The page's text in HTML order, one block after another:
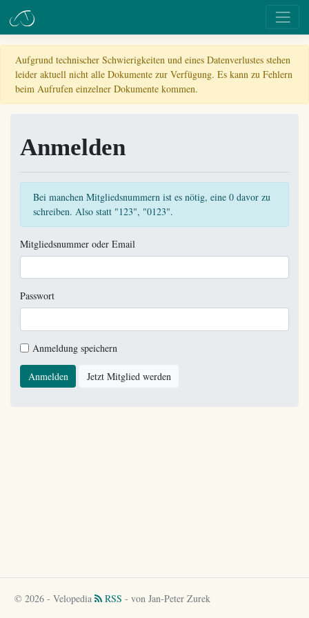
Aufgrund technischer Schwierigkeiten und eines Datenverlustes stehen
leider aktuell nicht alle Dokumente zur Verfügung. Es kann zu Fehlern
beim Aufrufen einzelner Dokumente kommen.
Anmelden
Bei manchen Mitgliedsnummern ist es nötig, eine 0 davor zu
schreiben. Also statt "123", "0123".
Mitgliedsnummer oder Email
Passwort
Anmeldung speichern
Anmelden Jetzt Mitglied werden
© 2026 - Velopedia RSS - von Jan-Peter Zurek